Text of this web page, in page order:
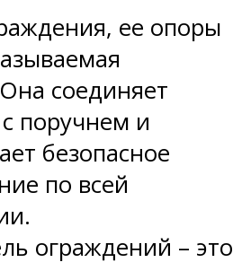
ее опоры
соединяет
поручнем и
безопасное
по всей
ограждений – это